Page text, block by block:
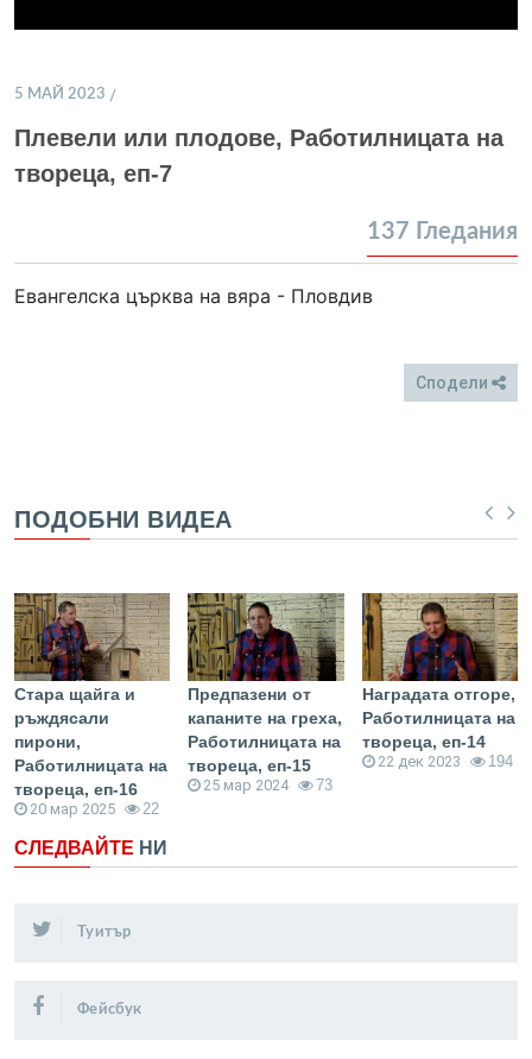
5 МАЙ 2023
Плевели или плодове, Работилницата на
твореца, еп-7
137 Гледания
Евангелска църква на вяра - Пловдив
Сподели
ПОДОБНИ ВИДЕА
Стара щайга и
ръждясали
пирони,
Работилницата на
твореца, еп-16
20 мар 2025 22
Предпазени от
капаните на греха,
Работилницата на
твореца, еп-15
25 мар 2024 73
Наградата отгоре,
Работилницата на
твореца, еп-14
22 дек 2023 194
СЛЕДВАЙТЕ НИ
Туитър
Фейсбук